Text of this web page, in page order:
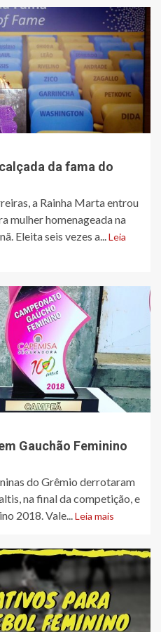
da fama do
a Rainha Marta entrou
mulher homenageada na
Eleita seis vezes a...Leia
Gauchão Feminino
do Grêmio derrotaram
na final da competição, e
2018. Vale...Leia mais